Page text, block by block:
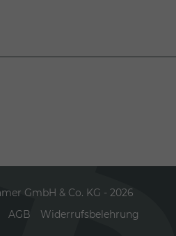
GmbH & Co. KG - 2026
AGB Widerrufsbelehrung